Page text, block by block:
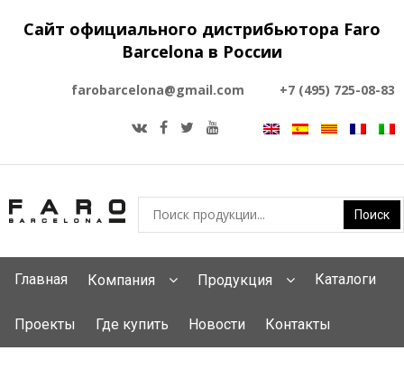
Сайт официального дистрибьютора Faro
Barcelona в России
farobarcelona@gmail.com +7 (495) 725-08-83
Главная Компания Продукция Каталоги
Проекты Где купить Новости Контакты